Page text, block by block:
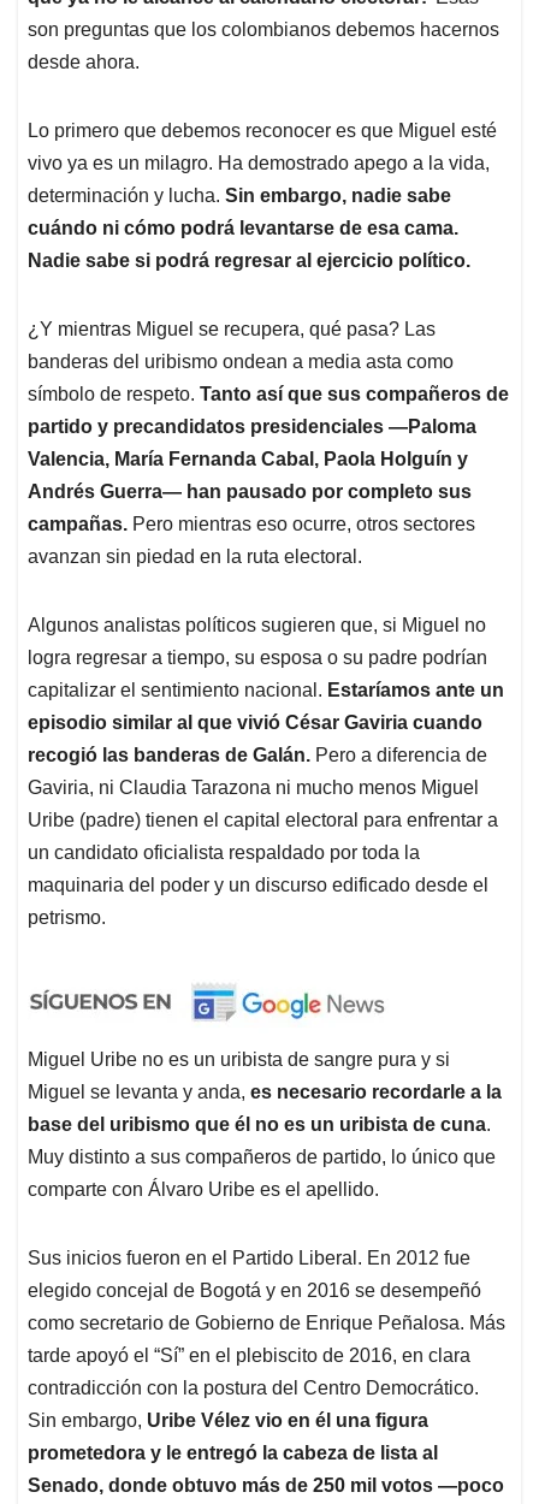
son preguntas que los colombianos debemos hacernos
desde ahora.
Lo primero que debemos reconocer es que Miguel esté
vivo ya es un milagro. Ha demostrado apego a la vida,
determinación y lucha. Sin embargo, nadie sabe
cuándo ni cómo podrá levantarse de esa cama.
Nadie sabe si podrá regresar al ejercicio político.
¿Y mientras Miguel se recupera, qué pasa? Las
banderas del uribismo ondean a media asta como
símbolo de respeto. Tanto así que sus compañeros de
partido y precandidatos presidenciales —Paloma
Valencia, María Fernanda Cabal, Paola Holguín y
Andrés Guerra— han pausado por completo sus
campañas. Pero mientras eso ocurre, otros sectores
avanzan sin piedad en la ruta electoral.
Algunos analistas políticos sugieren que, si Miguel no
logra regresar a tiempo, su esposa o su padre podrían
capitalizar el sentimiento nacional. Estaríamos ante un
episodio similar al que vivió César Gaviria cuando
recogió las banderas de Galán. Pero a diferencia de
Gaviria, ni Claudia Tarazona ni mucho menos Miguel
Uribe (padre) tienen el capital electoral para enfrentar a
un candidato oficialista respaldado por toda la
maquinaria del poder y un discurso edificado desde el
petrismo.
Miguel Uribe no es un uribista de sangre pura y si
Miguel se levanta y anda, es necesario recordarle a la
base del uribismo que él no es un uribista de cuna.
Muy distinto a sus compañeros de partido, lo único que
comparte con Álvaro Uribe es el apellido.
Sus inicios fueron en el Partido Liberal. En 2012 fue
elegido concejal de Bogotá y en 2016 se desempeñó
como secretario de Gobierno de Enrique Peñalosa. Más
tarde apoyó el “Sí” en el plebiscito de 2016, en clara
contradicción con la postura del Centro Democrático.
Sin embargo, Uribe Vélez vio en él una figura
prometedora y le entregó la cabeza de lista al
Senado, donde obtuvo más de 250 mil votos —poco